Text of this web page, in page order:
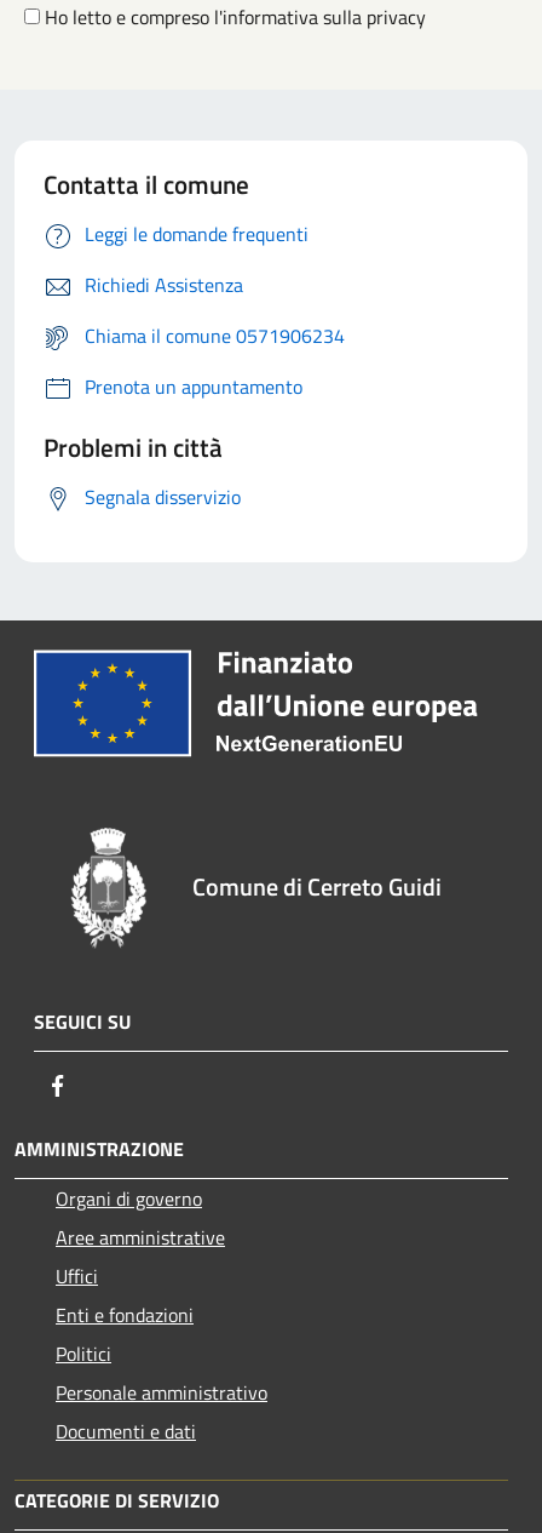
Ho letto e compreso l'informativa sulla privacy
Contatta il comune
Leggi le domande frequenti
Richiedi Assistenza
Chiama il comune 0571906234
Prenota un appuntamento
Problemi in città
Segnala disservizio
Comune di Cerreto Guidi
SEGUICI SU
AMMINISTRAZIONE
Organi di governo
Aree amministrative
Uffici
Enti e fondazioni
Politici
Personale amministrativo
Documenti e dati
CATEGORIE DI SERVIZIO